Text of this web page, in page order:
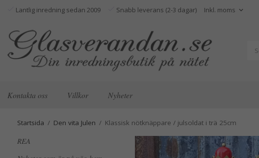
Lantlig inredning sedan 2009 Snabb leverans (2-3 dagar)
Kontakta oss Villkor Nyheter
Startsida / Den vita Julen / Klassisk nötknäppare / julsoldat i trä 25cm
REA